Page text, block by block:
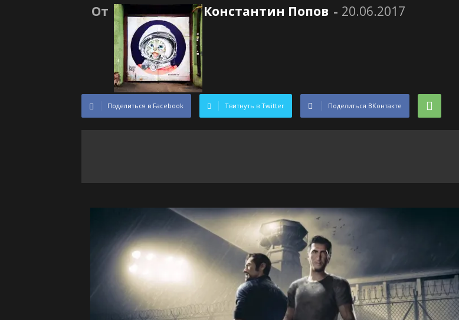
От Константин Попов - 20.06.2017
Поделиться в Facebook Твитнуть в Twitter Поделиться ВКонтакте